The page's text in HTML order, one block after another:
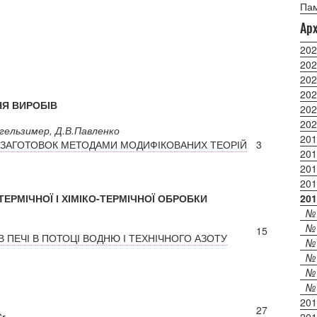
ВИРОБІВ
Д.В.Павленко
МЕТОДАМИ МОДИФІКОВАНИХ ТЕОРІЙ
3
І ХІМІКО-ТЕРМІЧНОЇ ОБРОБКИ
ПЕЧІ В ПОТОЦІ ВОДНЮ І ТЕХНІЧНОГО АЗОТУ 15
27
№
№
№
№
№
№